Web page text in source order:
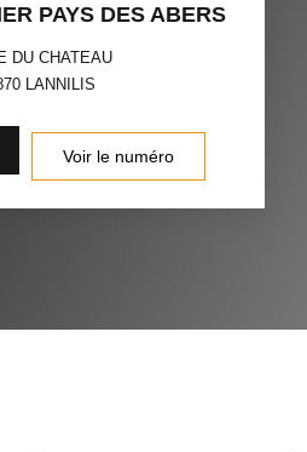
PAYS DES ABERS
DU CHATEAU
LANNILIS
Voir le numéro